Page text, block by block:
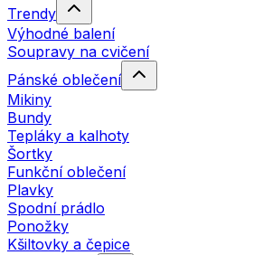
Trendy
Výhodné balení
Soupravy na cvičení
Pánské oblečení
Mikiny
Bundy
Tepláky a kalhoty
Šortky
Funkční oblečení
Plavky
Spodní prádlo
Ponožky
Kšiltovky a čepice